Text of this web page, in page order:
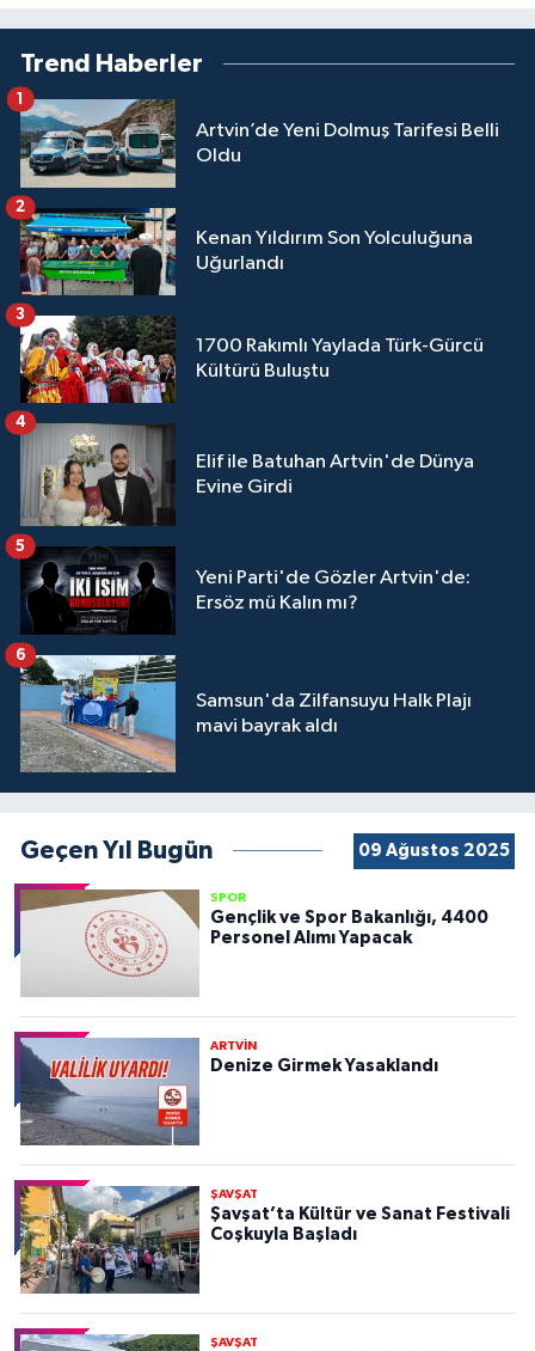
Trend Haberler
Artvin’de Yeni Dolmuş Tarifesi Belli
Oldu
1
Kenan Yıldırım Son Yolculuğuna
Uğurlandı
2
1700 Rakımlı Yaylada Türk-Gürcü
Kültürü Buluştu
3
Elif ile Batuhan Artvin'de Dünya
Evine Girdi
4
Yeni Parti'de Gözler Artvin'de:
Ersöz mü Kalın mı?
5
Samsun'da Zilfansuyu Halk Plajı
mavi bayrak aldı
6
Geçen Yıl Bugün 09 Ağustos 2025
SPOR
Gençlik ve Spor Bakanlığı, 4400
Personel Alımı Yapacak
ARTVİN
Denize Girmek Yasaklandı
ŞAVŞAT
Şavşat’ta Kültür ve Sanat Festivali
Coşkuyla Başladı
ŞAVŞAT